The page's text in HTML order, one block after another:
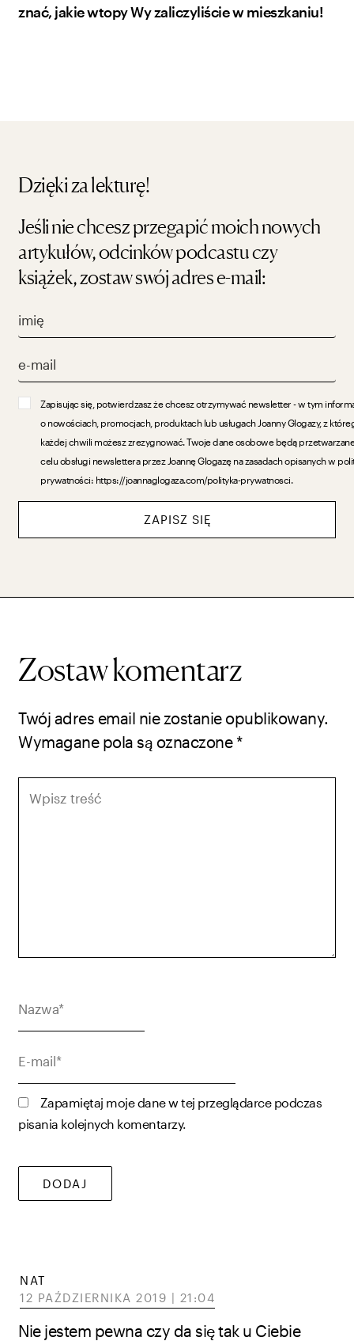
znać, jakie wtopy Wy zaliczyliście w mieszkaniu!
Dzięki za lekturę!
Jeśli nie chcesz przegapić moich nowych
artykułów, odcinków podcastu czy
książek, zostaw swój adres e-mail:
Zapisując się, potwierdzasz że chcesz otrzymywać newsletter - w tym
o nowościach, promocjach, produktach lub usługach Joanny Glogazy, z
każdej chwili możesz zrezygnować. Twoje dane osobowe będą
celu obsługi newslettera przez Joannę Glogazę na zasadach opisanych w
prywatności: https://joannaglogaza.com/polityka-prywatnosci.
ZAPISZ SIĘ
NAT
12 PAŹDZIERNIKA 2019 | 21:04
Nie jestem pewna czy da się tak u Ciebie
Zostaw komentarz
Twój adres email nie zostanie opublikowany.
Wymagane pola są oznaczone *
treść
mail*
Zapamiętaj moje dane w tej przeglądarce podczas
pisania kolejnych komentarzy.